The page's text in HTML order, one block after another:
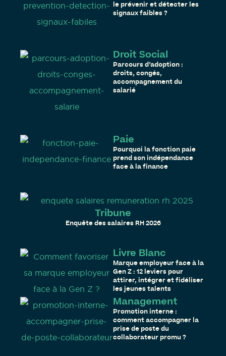
le prévenir et détecter les
signaux faibles ?
Droit Social
Parcours d’adoption :
droits, congés,
accompagnement du
salarié
Paie
Pourquoi la fonction paie
prend son indépendance
face à la finance
Tribune
Enquête des salaires RH 2026
Livre Blanc
Marque employeur face à la
Gen Z : 12 leviers pour
attirer, intégrer et fidéliser
les jeunes talents
Management
Promotion interne :
comment accompagner la
prise de poste du
collaborateur promu ?